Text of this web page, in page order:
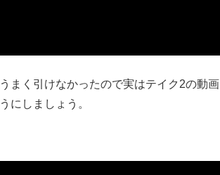
まく引けなかったので実はテイク2の動画
にしましょう。